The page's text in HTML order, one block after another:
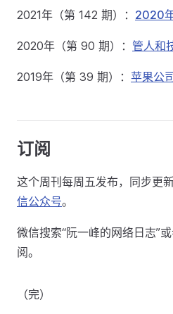
2021年（第 142 期）： 2020
2020年（第 90 期）： 管人和
2019年（第 39 期）： 苹果公
订阅
这个周刊每周五发布，同步更
信公众号。
微信搜索“阮一峰的网络日志”
阅。
（完）